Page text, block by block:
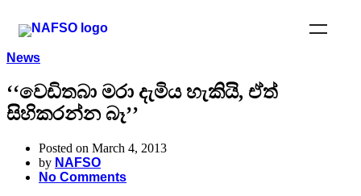
News
‘‘වෙඩිතබා මරා දැමිය හැකියි, ඒත්
සිහිකරන්න බෑ’’
Posted on March 4, 2013
by NAFSO
No Comments